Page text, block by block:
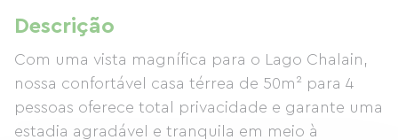
Descrição
Com uma vista magnífica para o Lago Chalain,
nossa confortável casa térrea de 50m² para 4
pessoas oferece total privacidade e garante uma
estadia agradável e tranquila em meio à